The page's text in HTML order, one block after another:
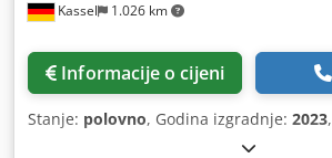
Kassel 1.026 km
Informacije o cijeni
Stanje: polovno, Godina izgradnje: 2023,